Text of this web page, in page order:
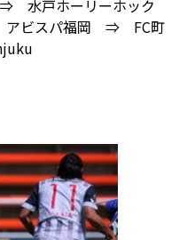
水戸ホーリーホック
ビスパ福岡 ⇒ FC町